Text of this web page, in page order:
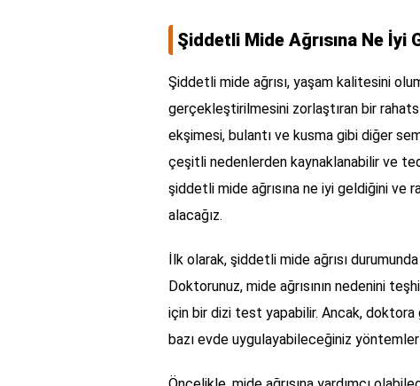
Şiddetli Mide Ağrısına Ne İyi
Şiddetli mide ağrısı, yaşam kalitesini
gerçekleştirilmesini zorlaştıran bir
ekşimesi, bulantı ve kusma gibi diğer
çeşitli nedenlerden kaynaklanabilir ve
şiddetli mide ağrısına ne iyi geldiğini ve
alacağız.
İlk olarak, şiddetli mide ağrısı
Doktorunuz, mide ağrısının nedenini
için bir dizi test yapabilir. Ancak,
bazı evde uygulayabileceğiniz yöntemler